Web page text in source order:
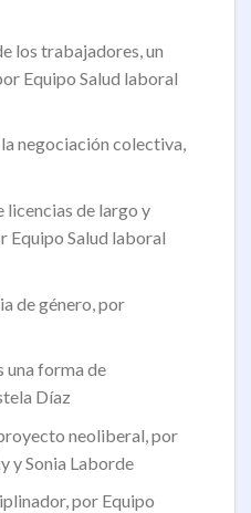
los trabajadores, un
Equipo Salud laboral
negociación colectiva,
licencias de largo y
Salud laboral
de género, por
una forma de
Díaz
neoliberal, por
y Sonia Laborde
por Equipo